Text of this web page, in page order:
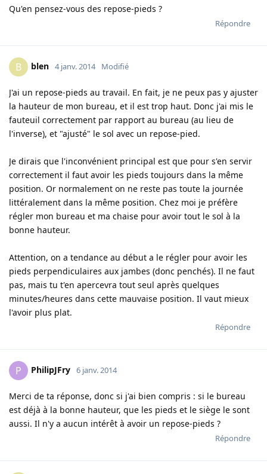
Qu'en pensez-vous des repose-pieds ?
Répondre
B blen 4 janv. 2014 Modifié
J'ai un repose-pieds au travail. En fait, je ne peux pas y ajuster
la hauteur de mon bureau, et il est trop haut. Donc j'ai mis le
fauteuil correctement par rapport au bureau (au lieu de
l'inverse), et "ajusté" le sol avec un repose-pied.
Je dirais que l'inconvénient principal est que pour s'en servir
correctement il faut avoir les pieds toujours dans la même
position. Or normalement on ne reste pas toute la journée
littéralement dans la même position. Chez moi je préfère
régler mon bureau et ma chaise pour avoir tout le sol à la
bonne hauteur.
Attention, on a tendance au début a le régler pour avoir les
pieds perpendiculaires aux jambes (donc penchés). Il ne faut
pas, mais tu t'en apercevra tout seul après quelques
minutes/heures dans cette mauvaise position. Il vaut mieux
l'avoir plus plat.
Répondre
P PhilipJFry 6 janv. 2014
Merci de ta réponse, donc si j'ai bien compris : si le bureau
est déjà à la bonne hauteur, que les pieds et le siège le sont
aussi. Il n'y a aucun intérêt à avoir un repose-pieds ?
Répondre